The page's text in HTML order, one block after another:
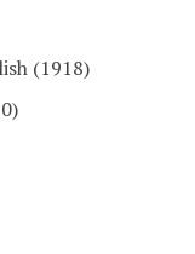
(1918)